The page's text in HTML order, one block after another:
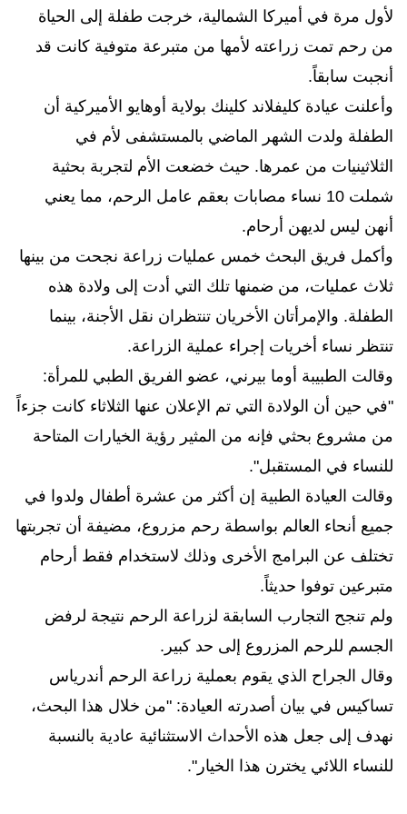
لأول مرة في أميركا الشمالية، خرجت طفلة إلى الحياة
من رحم تمت زراعته لأمها من متبرعة متوفية كانت قد
أنجبت سابقاً.
وأعلنت عيادة كليفلاند كلينك بولاية أوهايو الأميركية أن
الطفلة ولدت الشهر الماضي بالمستشفى لأم في
الثلاثينيات من عمرها. حيث خضعت الأم لتجربة بحثية
شملت 10 نساء مصابات بعقم عامل الرحم، مما يعني
أنهن ليس لديهن أرحام.
وأكمل فريق البحث خمس عمليات زراعة نجحت من بينها
ثلاث عمليات، من ضمنها تلك التي أدت إلى ولادة هذه
الطفلة. والإمرأتان الأخريان تنتظران نقل الأجنة، بينما
تنتظر نساء أخريات إجراء عملية الزراعة.
وقالت الطبيبة أوما بيرني، عضو الفريق الطبي للمرأة:
"في حين أن الولادة التي تم الإعلان عنها الثلاثاء كانت جزءاً
من مشروع بحثي فإنه من المثير رؤية الخيارات المتاحة
للنساء في المستقبل".
وقالت العيادة الطبية إن أكثر من عشرة أطفال ولدوا في
جميع أنحاء العالم بواسطة رحم مزروع، مضيفة أن تجربتها
تختلف عن البرامج الأخرى وذلك لاستخدام فقط أرحام
متبرعين توفوا حديثاً.
ولم تنجح التجارب السابقة لزراعة الرحم نتيجة لرفض
الجسم للرحم المزروع إلى حد كبير.
وقال الجراح الذي يقوم بعملية زراعة الرحم أندرياس
تساكيس في بيان أصدرته العيادة: "من خلال هذا البحث،
نهدف إلى جعل هذه الأحداث الاستثنائية عادية بالنسبة
للنساء اللائي يخترن هذا الخيار".